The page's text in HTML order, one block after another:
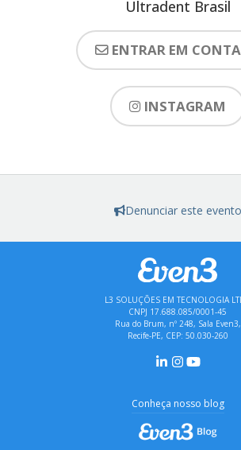
Ultradent Brasil
ENTRAR EM
INSTAGRAM
Denunciar este evento
L3 SOLUÇÕES EM TECNOLOGIA
CNPJ 17.688.085/0001-45
Rua do Brum, nº 248, Sala Even3,
Recife-PE, CEP: 50.030-260
Conheça nosso blog